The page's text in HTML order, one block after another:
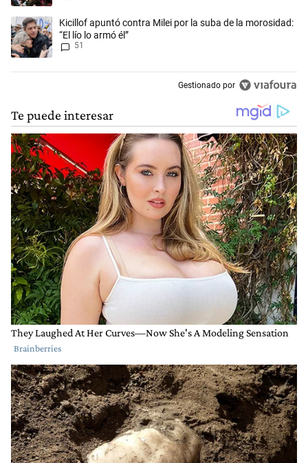
Un artículo de tendencia con el título "Kicillof apuntó contra Milei por
Kicillof apuntó contra Milei por la suba de la morosidad:
“El lío lo armó él”
51
Gestionado por